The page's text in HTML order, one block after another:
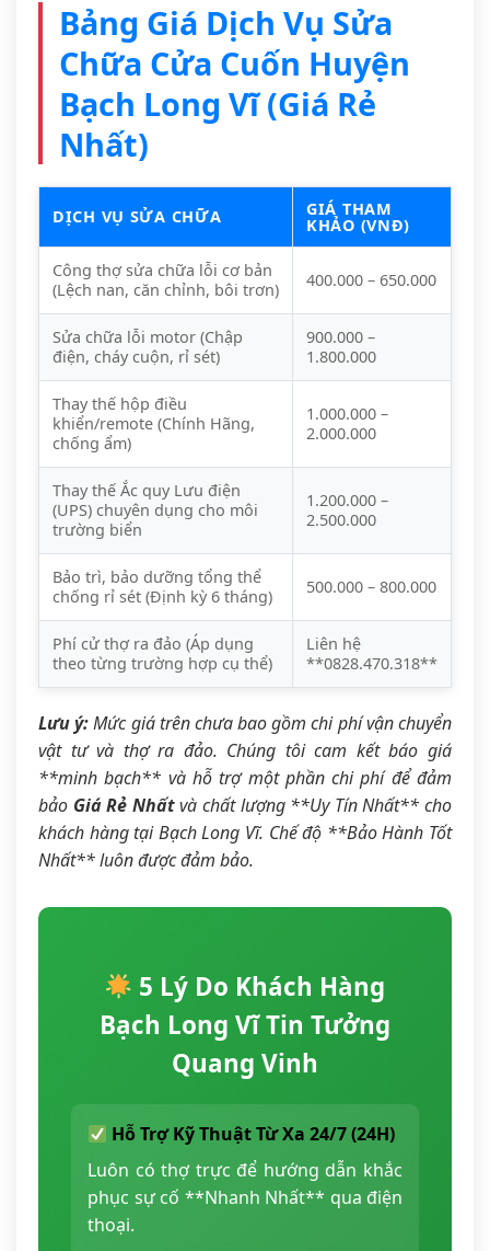
Bảng Giá Dịch Vụ Sửa
Chữa Cửa Cuốn Huyện
Bạch Long Vĩ (Giá Rẻ
Nhất)
DỊCH VỤ SỬA CHỮA GIÁ THAM
KHẢO (VNĐ)
Công thợ sửa chữa lỗi cơ bản
(Lệch nan, căn chỉnh, bôi trơn)
400.000 – 650.000
Sửa chữa lỗi motor (Chập
điện, cháy cuộn, rỉ sét)
900.000 –
1.800.000
Thay thế hộp điều
khiển/remote (Chính Hãng,
chống ẩm)
1.000.000 –
2.000.000
Thay thế Ắc quy Lưu điện
(UPS) chuyên dụng cho môi
trường biển
1.200.000 –
2.500.000
Bảo trì, bảo dưỡng tổng thể
chống rỉ sét (Định kỳ 6 tháng)
500.000 – 800.000
Phí cử thợ ra đảo (Áp dụng
theo từng trường hợp cụ thể)
Liên hệ
**0828.470.318**
Lưu ý:Mức giá trên chưa bao gồm chi phí vận chuyển
vật tư và thợ ra đảo. Chúng tôi cam kết báo giá
**minh bạch** và hỗ trợ một phần chi phí để đảm
bảo Giá Rẻ Nhấtvà chất lượng **Uy Tín Nhất** cho
khách hàng tại Bạch Long Vĩ. Chế độ **Bảo Hành Tốt
Nhất** luôn được đảm bảo.
5 Lý Do Khách Hàng
Bạch Long Vĩ Tin Tưởng
Quang Vinh
Hỗ Trợ Kỹ Thuật Từ Xa 24/7 (24H)
Luôn có thợ trực để hướng dẫn khắc
phục sự cố **Nhanh Nhất** qua điện
thoại.